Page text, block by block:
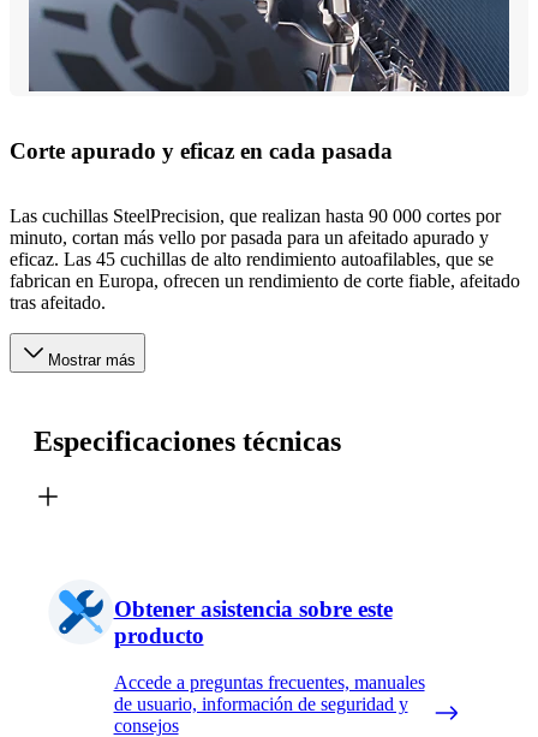
Corte apurado y eficaz en cada pasada
Las cuchillas SteelPrecision, que realizan hasta 90 000 cortes por
minuto, cortan más vello por pasada para un afeitado apurado y
eficaz. Las 45 cuchillas de alto rendimiento autoafilables, que se
fabrican en Europa, ofrecen un rendimiento de corte fiable, afeitado
tras afeitado.
Mostrar más
Especificaciones técnicas
Obtener asistencia sobre este
producto
Accede a preguntas frecuentes, manuales
de usuario, información de seguridad y
consejos